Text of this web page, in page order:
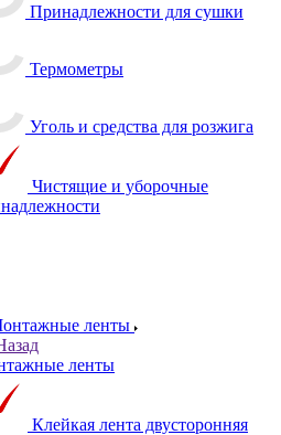
Принадлежности для сушки
Термометры
Уголь и средства для розжига
Чистящие и уборочные
ленты
ленты
Клейкая лента двусторонняя